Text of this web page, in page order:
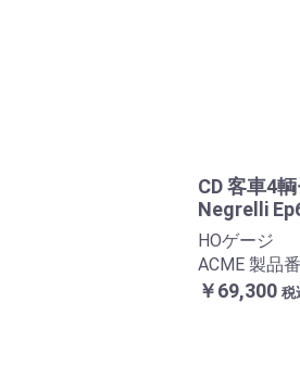
CD 客車4
Negrelli
HOゲージ
ACME 製品
￥69,300 税